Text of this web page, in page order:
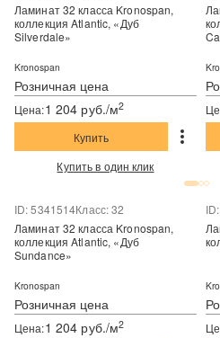
Розничная цена
Цена:1 204 руб./м2
Ламинат 32 класса Kronospan,
коллекция Atlantic, «Дуб
Silverdale»
Kronospan
Купить
Купить в один клик
Розничная цена
ID: 5341514Класс: 32
Цена:1 204 руб./м2
Ламинат 32 класса Kronospan,
коллекция Atlantic, «Дуб
Sundance»
Kronospan